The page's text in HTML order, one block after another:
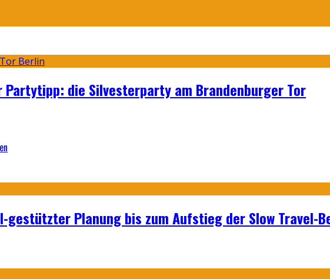
die Silvesterparty am Brandenburger Tor
gestützter Planung bis zum Aufstieg der Slow Travel-